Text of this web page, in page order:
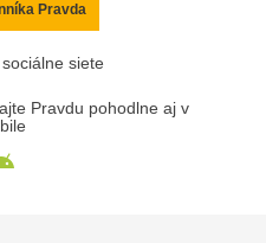
Pravda
siete
Pravdu pohodlne aj v